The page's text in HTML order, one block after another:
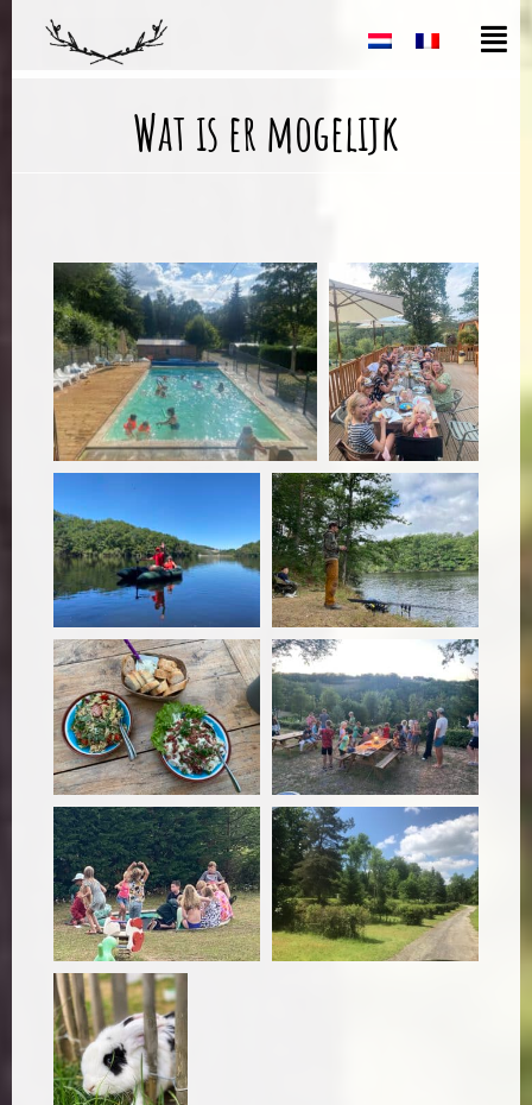
Wat is er mogelijk